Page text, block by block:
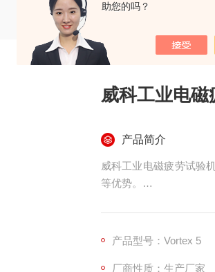
助您的吗？
威科工业电磁
产品简介
威科工业电磁疲劳试验
等优势。
疲劳载荷/Max.Sine：
线速度(Max)：1.0m/s
产品型号：Vortex 5
厂商性质：生产厂家